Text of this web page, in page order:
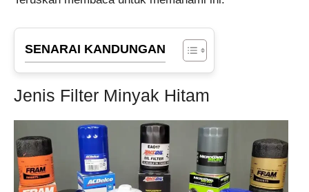
SENARAI KANDUNGAN
Jenis Filter Minyak Hitam